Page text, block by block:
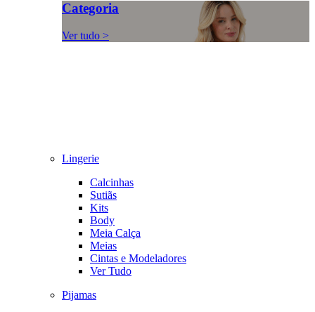
Categoria
Ver tudo >
Lingerie
Calcinhas
Sutiãs
Kits
Body
Meia Calça
Meias
Cintas e Modeladores
Ver Tudo
Pijamas